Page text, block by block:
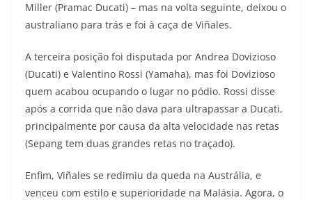
Miller (Pramac Ducati) – mas na volta seguinte, deixou o
australiano para trás e foi à caça de Viñales.
A terceira posição foi disputada por Andrea Dovizioso
(Ducati) e Valentino Rossi (Yamaha), mas foi Dovizioso
quem acabou ocupando o lugar no pódio. Rossi disse
após a corrida que não dava para ultrapassar a Ducati,
principalmente por causa da alta velocidade nas retas
(Sepang tem duas grandes retas no traçado).
Enfim, Viñales se redimiu da queda na Austrália, e
venceu com estilo e superioridade na Malásia. Agora, o